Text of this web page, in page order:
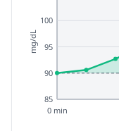
85
90
95
100
0 min
mg/dL